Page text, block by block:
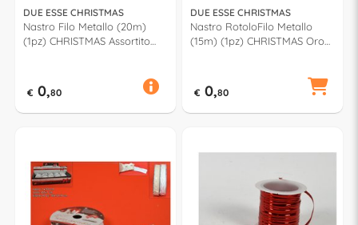
DUE ESSE CHRISTMAS
Nastro Filo Metallo (20m)
(1pz) CHRISTMAS Assortito
€ 0,80
DUE ESSE CHRISTMAS
Nastro RotoloFilo Metallo
(15m) (1pz) CHRISTMAS Oro
€ 0,80